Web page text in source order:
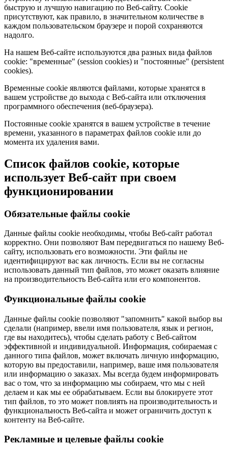
быструю и лучшую навигацию по Веб-сайту. Cookie
присутствуют, как правило, в значительном количестве в
каждом пользовательском браузере и порой сохраняются
надолго.
На нашем Веб-сайте используются два разных вида файлов
cookie: "временные" (session cookies) и "постоянные" (persistent
cookies).
Временные cookie являются файлами, которые хранятся в
вашем устройстве до выхода с Веб-сайта или отключения
программного обеспечения (веб-браузера).
Постоянные cookie хранятся в вашем устройстве в течение
времени, указанного в параметрах файлов cookie или до
момента их удаления вами.
Список файлов cookie, которые
использует Веб-сайт при своем
функционировании
Обязательные файлы cookie
Данные файлы cookie необходимы, чтобы Веб-сайт работал
корректно. Они позволяют Вам передвигаться по нашему Веб-
сайту, использовать его возможности. Эти файлы не
идентифицируют вас как личность. Если вы не согласны
использовать данный тип файлов, это может оказать влияние
на производительность Веб-сайта или его компонентов.
Функциональные файлы cookie
Данные файлы cookie позволяют "запомнить" какой выбор вы
сделали (например, ввели имя пользователя, язык и регион,
где вы находитесь), чтобы сделать работу с Веб-сайтом
эффективной и индивидуальной. Информация, собираемая с
данного типа файлов, может включать личную информацию,
которую вы предоставили, например, ваше имя пользователя
или информацию о заказах. Мы всегда будем информировать
вас о том, что за информацию мы собираем, что мы с ней
делаем и как мы ее обрабатываем. Если вы блокируете этот
тип файлов, то это может повлиять на производительность и
функциональность Веб-сайта и может ограничить доступ к
контенту на Веб-сайте.
Рекламные и целевые файлы cookie